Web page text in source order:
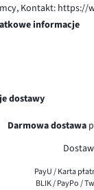
Kontakt:
informacje
dostawy
Darmowa dostawa
PayU / Karta
BLIK / PayPo /